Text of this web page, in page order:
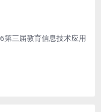
第三届教育信息技术应用